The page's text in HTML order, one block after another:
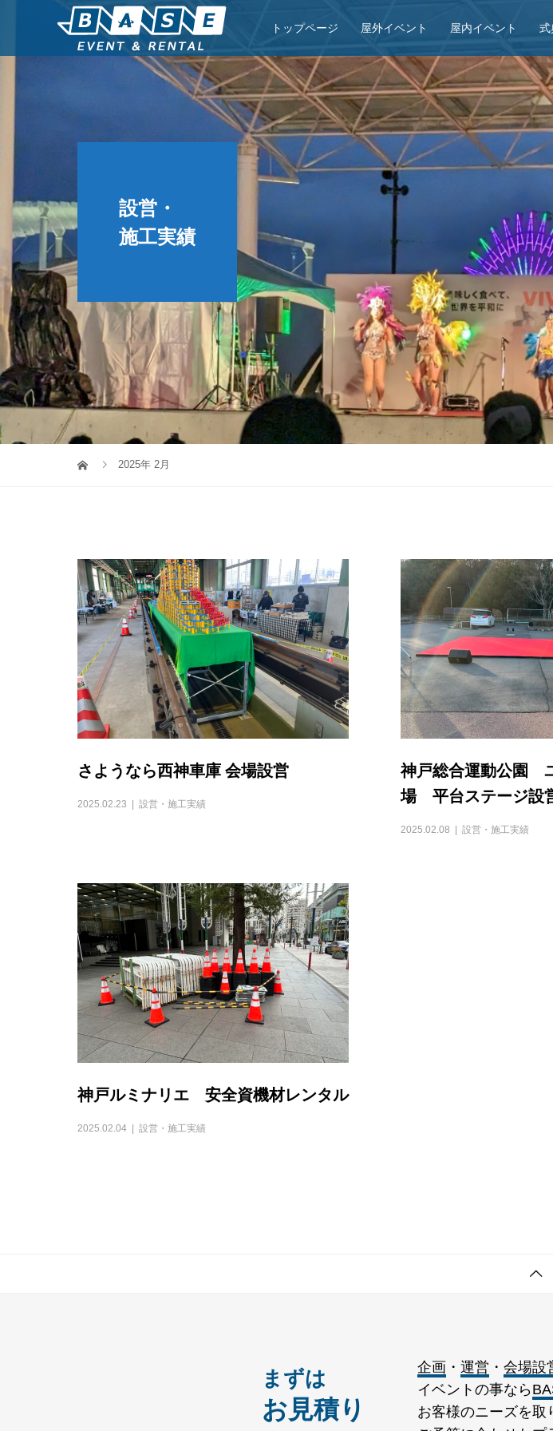
トップページ 屋外イベント 屋内イベント 式
設営・
施工実績
2025年 2月
さようなら西神車庫 会場設営
2025.02.23 設営・施工実績
神戸総合運動公園
場 平台ステージ設
2025.02.08 設営・施工実績
神戸ルミナリエ 安全資機材レンタル
2025.02.04 設営・施工実績
まずは
お見積り
企画 ・運営 ・会場設
イベントの事なら
お客様のニーズを取